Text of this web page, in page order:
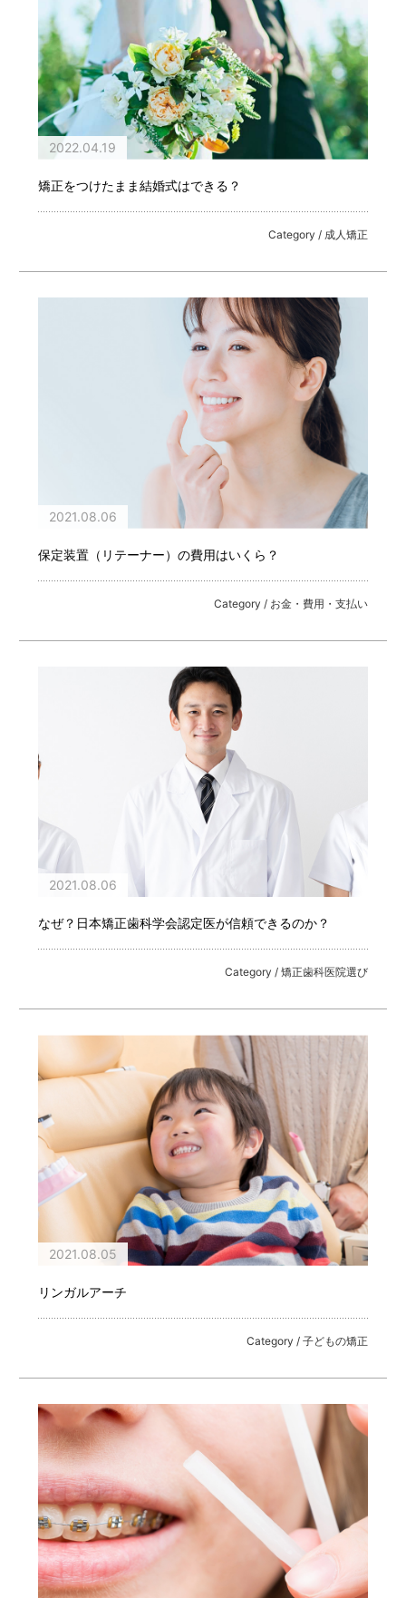
2022.04.19
矯正をつけたまま結婚式はできる？
Category / 成人矯正
2021.08.06
保定装置（リテーナー）の費用はいくら？
Category / お金・費用・支払い
2021.08.06
なぜ？日本矯正歯科学会認定医が信頼できるのか？
Category / 矯正歯科医院選び
2021.08.05
リンガルアーチ
Category / 子どもの矯正